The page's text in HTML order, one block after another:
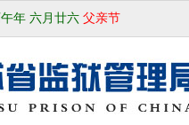
年 六月廿六 父亲节